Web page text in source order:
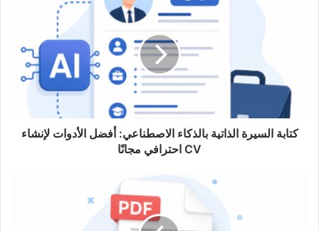
الأدوات
لإنشاء
احترافي
كتابة السيرة الذاتية بالذكاء الاصطناعي: أفضل الأدوات لإنشاء
CV احترافي مجانًا